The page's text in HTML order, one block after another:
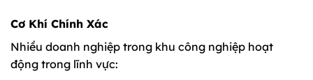
Cơ Khí Chính Xác
Nhiều doanh nghiệp trong khu công nghiệp hoạt
động trong lĩnh vực: